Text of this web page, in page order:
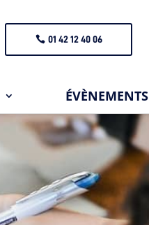
01 42 12 40 06
ÉVÈNEMENTS